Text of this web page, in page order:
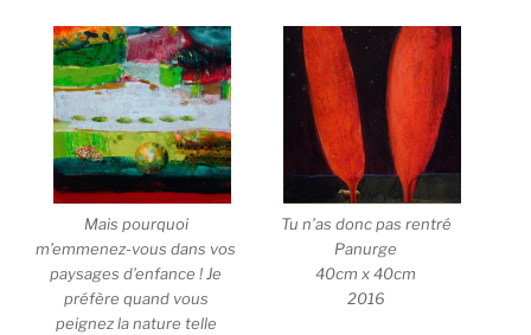
Mais pourquoi
m’emmenez-vous dans vos
paysages d’enfance ! Je
préfère quand vous
peignez la nature telle
Tu n’as donc pas rentré
Panurge
40cm x 40cm
2016